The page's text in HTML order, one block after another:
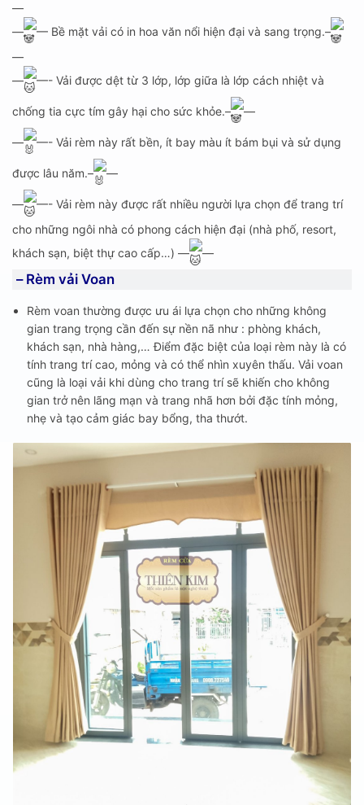
—
—
— Bề mặt vải có in hoa văn nổi hiện đại và sang trọng.–
—
—
—- Vải được dệt từ 3 lớp, lớp giữa là lớp cách nhiệt và
chống tia cực tím gây hại cho sức khỏe.– —
— —- Vải rèm này rất bền, ít bay màu ít bám bụi và sử dụng
được lâu năm.– —
—
—- Vải rèm này được rất nhiều người lựa chọn để trang trí
cho những ngôi nhà có phong cách hiện đại (nhà phố, resort,
khách sạn, biệt thự cao cấp…) —
—
– Rèm vải Voan
Rèm voan thường được ưu ái lựa chọn cho những không
gian trang trọng cần đến sự nền nã như : phòng khách,
khách sạn, nhà hàng,… Điểm đặc biệt của loại rèm này là có
tính trang trí cao, mỏng và có thể nhìn xuyên thấu. Vải voan
cũng là loại vải khi dùng cho trang trí sẽ khiến cho không
gian trở nên lãng mạn và trang nhã hơn bởi đặc tính mỏng,
nhẹ và tạo cảm giác bay bổng, tha thướt.